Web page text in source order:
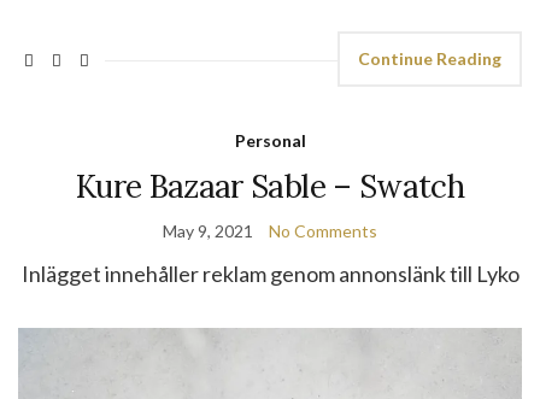
Continue Reading
Personal
Kure Bazaar Sable – Swatch
May 9, 2021 No Comments
Inlägget innehåller reklam genom annonslänk till Lyko